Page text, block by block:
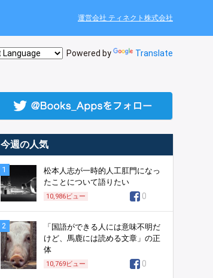
運営会社 ティネクト株式会社
Powered by Translate
今週の人気
1
松本人志が一時的人工肛門になっ
たことについて語りたい
10,986ビュー 0
2
「国語ができる人には意味不明だ
けど、馬鹿には読める文章」の正
体
10,769ビュー 0